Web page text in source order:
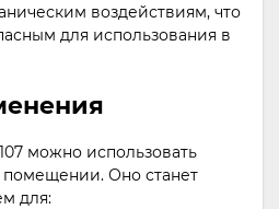
воздействиям, что
для использования в
можно использовать
Оно станет
для: